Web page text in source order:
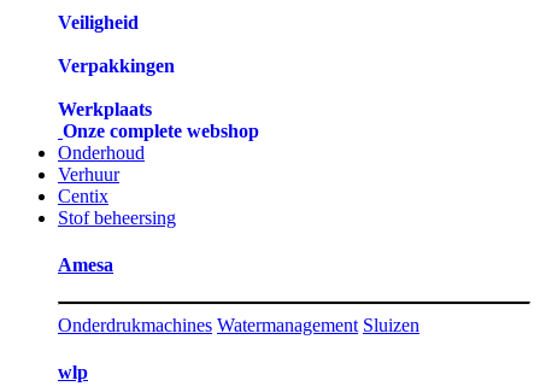
Veiligheid
Verpakkingen
Werkplaats
Onze complete webshop
Onderhoud
Verhuur
Centix
Stof beheersing
Amesa
Onderdrukmachines Watermanagement Sluizen
wlp